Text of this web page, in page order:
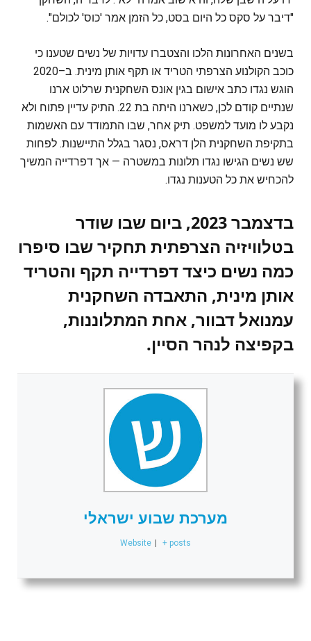
"דיבר על סקס כל היום בסט, כל הזמן אמר 'כוס' לכולם".
בשנים האחרונות הלכו והצטברו עדויות של נשים שטענו כי
כוכב הקולנוע הצרפתי הטריד או תקף אותן מינית. ב–2020
הוגש נגדו כתב אישום בגין אונס השחקנית שרלוט ארנו
שנתיים קודם לכן, כשארנו היתה בת 22. התיק עדיין פתוח ולא
נקבע לו מועד למשפט. תיק אחר, שבו התמודד עם האשמות
בתקיפת השחקנית הלן דראס, נסגר בגלל התיישנות. לפחות
שש נשים הגישו נגדו תלונות במשטרה — אך דפרדייה המשיך
להכחיש את כל הטענות נגדו.
בדצמבר 2023, ביום שבו שודר
בטלוויזיה הצרפתית תחקיר שבו סיפרו
כמה נשים כיצד דפרדייה תקף והטריד
אותן מינית, התאבדה השחקנית
עמנואל דבוור, אחת המתלוננות,
בקפיצה לנהר הסיין.
מערכת שבוע ישראלי
Website + posts